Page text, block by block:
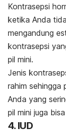
Kontrasepsi
ketika Anda
mengandung
kontrasepsi
pil mini.
Jenis
rahim sehingga
Anda yang
pil mini juga
4. IUD